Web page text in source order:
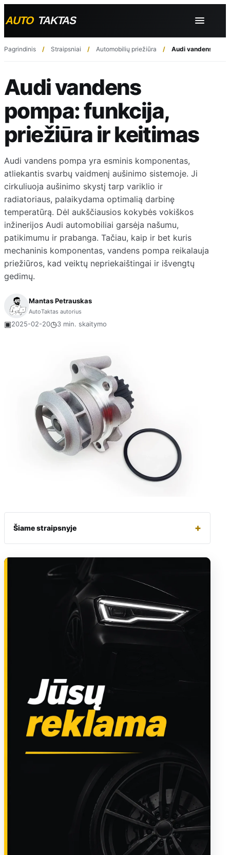
Pagrindinis Straipsniai Automobilių priežiūra Audi vandens
Audi vandens
pompa: funkcija,
priežiūra ir keitimas
Audi vandens pompa yra esminis komponentas,
atliekantis svarbų vaidmenį aušinimo sistemoje. Ji
cirkuliuoja aušinimo skystį tarp variklio ir
radiatoriaus, palaikydama optimalią darbinę
temperatūrą. Dėl aukščiausios kokybės vokiškos
inžinerijos Audi automobiliai garsėja našumu,
patikimumu ir prabanga. Tačiau, kaip ir bet kuris
mechaninis komponentas, vandens pompa reikalauja
priežiūros, kad veiktų nepriekaištingai ir išvengtų
gedimų.
Mantas Petrauskas
AutoTaktas autorius
▣2025-02-20◷3 min. skaitymo
Šiame straipsnyje +